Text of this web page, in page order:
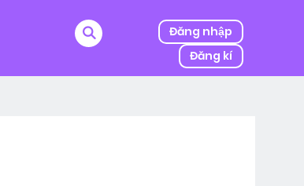
Đăng nhập
Đăng kí
ba mình bắt cóc, người được mệnh danh